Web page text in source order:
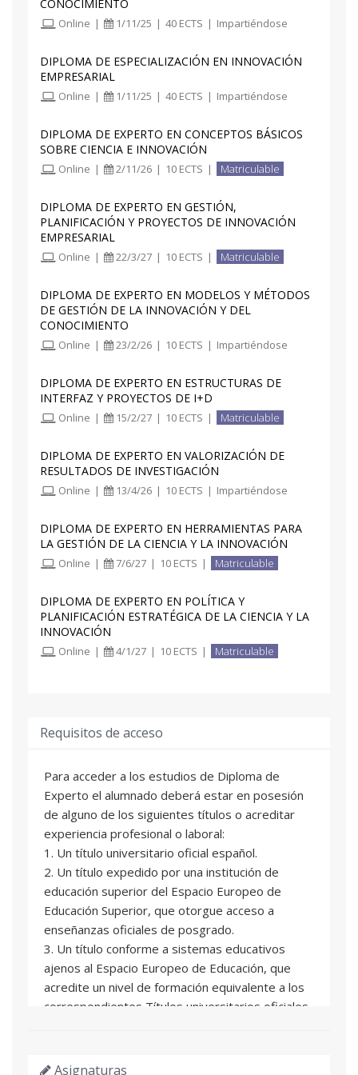
CONOCIMIENTO
Online | 1/11/25 | 40 ECTS | Impartiéndose
DIPLOMA DE ESPECIALIZACIÓN EN INNOVACIÓN
EMPRESARIAL
Online | 1/11/25 | 40 ECTS | Impartiéndose
DIPLOMA DE EXPERTO EN CONCEPTOS BÁSICOS
SOBRE CIENCIA E INNOVACIÓN
Online | 2/11/26 | 10 ECTS | Matriculable
DIPLOMA DE EXPERTO EN GESTIÓN,
PLANIFICACIÓN Y PROYECTOS DE INNOVACIÓN
EMPRESARIAL
Online | 22/3/27 | 10 ECTS | Matriculable
DIPLOMA DE EXPERTO EN MODELOS Y MÉTODOS
DE GESTIÓN DE LA INNOVACIÓN Y DEL
CONOCIMIENTO
Online | 23/2/26 | 10 ECTS | Impartiéndose
DIPLOMA DE EXPERTO EN ESTRUCTURAS DE
INTERFAZ Y PROYECTOS DE I+D
Online | 15/2/27 | 10 ECTS | Matriculable
DIPLOMA DE EXPERTO EN VALORIZACIÓN DE
RESULTADOS DE INVESTIGACIÓN
Online | 13/4/26 | 10 ECTS | Impartiéndose
DIPLOMA DE EXPERTO EN HERRAMIENTAS PARA
LA GESTIÓN DE LA CIENCIA Y LA INNOVACIÓN
Online | 7/6/27 | 10 ECTS | Matriculable
DIPLOMA DE EXPERTO EN POLÍTICA Y
PLANIFICACIÓN ESTRATÉGICA DE LA CIENCIA Y LA
INNOVACIÓN
Online | 4/1/27 | 10 ECTS | Matriculable
Requisitos de acceso
Para acceder a los estudios de Diploma de
Experto el alumnado deberá estar en posesión
de alguno de los siguientes títulos o acreditar
experiencia profesional o laboral:
1. Un título universitario oficial español.
2. Un título expedido por una institución de
educación superior del Espacio Europeo de
Educación Superior, que otorgue acceso a
enseñanzas oficiales de posgrado.
3. Un título conforme a sistemas educativos
ajenos al Espacio Europeo de Educación, que
acredite un nivel de formación equivalente a los
correspondientes Títulos universitarios oficiales
de postgrado.
Asignaturas